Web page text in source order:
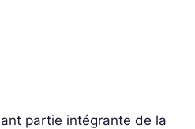
partie intégrante de la